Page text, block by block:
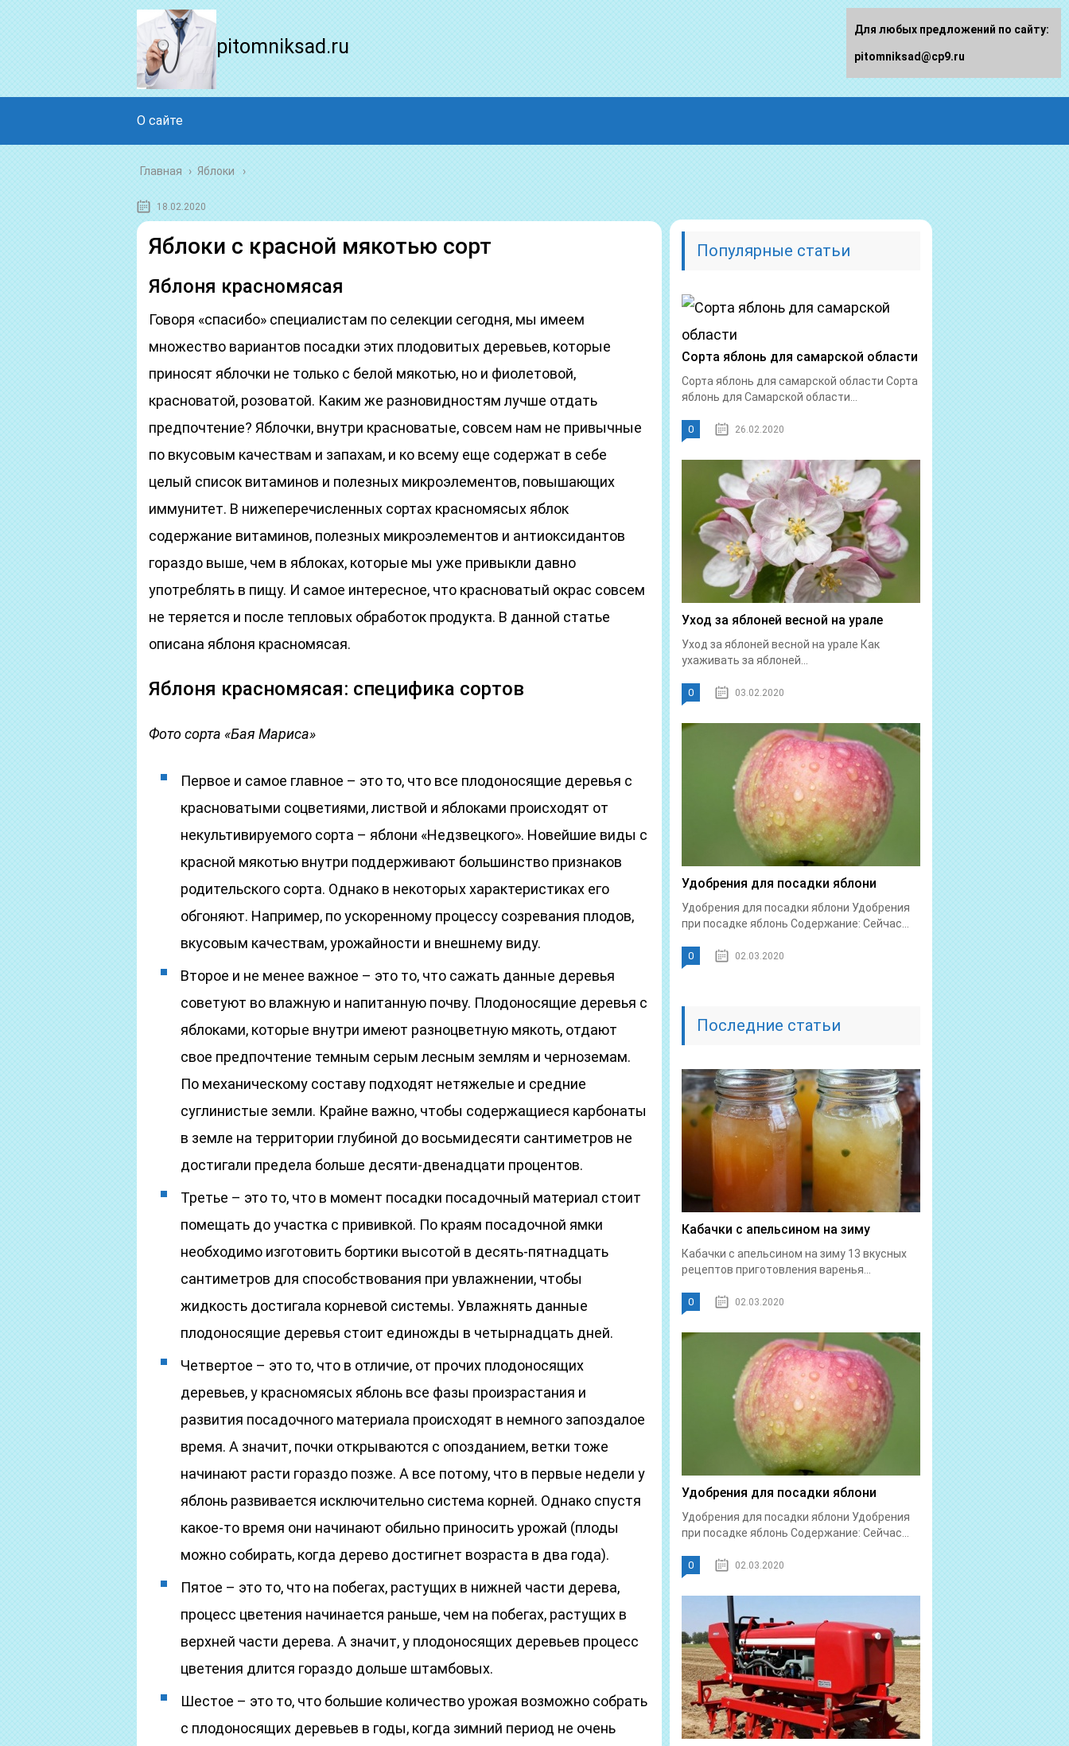
pitomniksad.ru
О сайте
Главная › Яблоки
18.02.2020
Яблоки с красной мякотью сорт
Яблоня красномясая
Говоря «спасибо» специалистам по селекции сегодня, мы имеем
множество вариантов посадки этих плодовитых деревьев, которые
приносят яблочки не только с белой мякотью, но и фиолетовой,
красноватой, розоватой. Каким же разновидностям лучше отдать
предпочтение? Яблочки, внутри красноватые, совсем нам не привычные
по вкусовым качествам и запахам, и ко всему еще содержат в себе
целый список витаминов и полезных микроэлементов, повышающих
иммунитет. В нижеперечисленных сортах красномясых яблок
содержание витаминов, полезных микроэлементов и антиоксидантов
гораздо выше, чем в яблоках, которые мы уже привыкли давно
употреблять в пищу. И самое интересное, что красноватый окрас совсем
не теряется и после тепловых обработок продукта. В данной статье
описана яблоня красномясая.
Яблоня красномясая: специфика сортов
Фото сорта «Бая Мариса»
Первое и самое главное – это то, что все плодоносящие деревья с
красноватыми соцветиями, листвой и яблоками происходят от
некультивируемого сорта – яблони «Недзвецкого». Новейшие виды с
красной мякотью внутри поддерживают большинство признаков
родительского сорта. Однако в некоторых характеристиках его
обгоняют. Например, по ускоренному процессу созревания плодов,
вкусовым качествам, урожайности и внешнему виду.
Второе и не менее важное – это то, что сажать данные деревья
советуют во влажную и напитанную почву. Плодоносящие деревья с
яблоками, которые внутри имеют разноцветную мякоть, отдают
свое предпочтение темным серым лесным землям и черноземам.
По механическому составу подходят нетяжелые и средние
суглинистые земли. Крайне важно, чтобы содержащиеся карбонаты
в земле на территории глубиной до восьмидесяти сантиметров не
достигали предела больше десяти-двенадцати процентов.
Третье – это то, что в момент посадки посадочный материал стоит
помещать до участка с прививкой. По краям посадочной ямки
необходимо изготовить бортики высотой в десять-пятнадцать
сантиметров для способствования при увлажнении, чтобы
жидкость достигала корневой системы. Увлажнять данные
плодоносящие деревья стоит единожды в четырнадцать дней.
Четвертое – это то, что в отличие, от прочих плодоносящих
деревьев, у красномясых яблонь все фазы произрастания и
развития посадочного материала происходят в немного запоздалое
время. А значит, почки открываются с опозданием, ветки тоже
начинают расти гораздо позже. А все потому, что в первые недели у
яблонь развивается исключительно система корней. Однако спустя
какое-то время они начинают обильно приносить урожай (плоды
можно собирать, когда дерево достигнет возраста в два года).
Пятое – это то, что на побегах, растущих в нижней части дерева,
процесс цветения начинается раньше, чем на побегах, растущих в
верхней части дерева. А значит, у плодоносящих деревьев процесс
цветения длится гораздо дольше штамбовых.
Шестое – это то, что большие количество урожая возможно собрать
с плодоносящих деревьев в годы, когда зимний период не очень
Популярные статьи
Сорта яблонь для самарской области
Сорта яблонь для самарской области Cорта
яблонь для Cамарской области...
0 26.02.2020
Уход за яблоней весной на урале
Уход за яблоней весной на урале Как
ухаживать за яблоней...
0 03.02.2020
Удобрения для посадки яблони
Удобрения для посадки яблони Удобрения
при посадке яблонь Содержание: Сейчас...
0 02.03.2020
Последние статьи
Кабачки с апельсином на зиму
Кабачки с апельсином на зиму 13 вкусных
рецептов приготовления варенья...
0 02.03.2020
Удобрения для посадки яблони
Удобрения для посадки яблони Удобрения
при посадке яблонь Содержание: Сейчас...
0 02.03.2020
Для любых предложений по сайту:
pitomniksad@cp9.ru